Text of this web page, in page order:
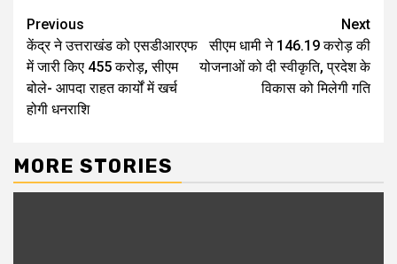
Continue
Reading
Previous
केंद्र ने उत्तराखंड को एसडीआरएफ
में जारी किए 455 करोड़, सीएम
बोले- आपदा राहत कार्यों में खर्च
होगी धनराशि
Next
सीएम धामी ने 146.19 करोड़ की
योजनाओं को दी स्वीकृति, प्रदेश के
विकास को मिलेगी गति
MORE STORIES